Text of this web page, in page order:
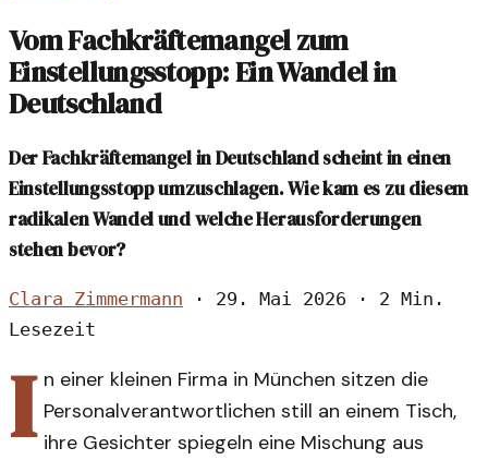
Vom Fachkräftemangel zum
Einstellungsstopp: Ein Wandel in
Deutschland
Der Fachkräftemangel in Deutschland scheint in einen
Einstellungsstopp umzuschlagen. Wie kam es zu diesem
radikalen Wandel und welche Herausforderungen
stehen bevor?
Clara Zimmermann · 29. Mai 2026 · 2 Min.
Lesezeit
I n einer kleinen Firma in München sitzen die
Personalverantwortlichen still an einem Tisch,
ihre Gesichter spiegeln eine Mischung aus